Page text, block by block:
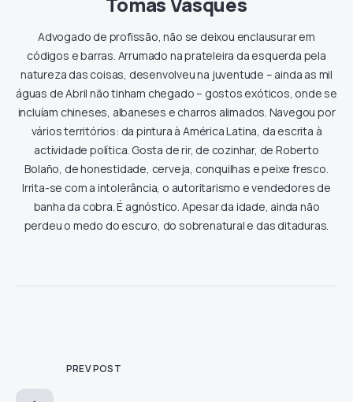
Advogado de profissão, não se deixou enclausurar em
códigos e barras. Arrumado na prateleira da esquerda pela
natureza das coisas, desenvolveu na juventude – ainda as mil
águas de Abril não tinham chegado – gostos exóticos, onde se
incluíam chineses, albaneses e charros alimados. Navegou por
vários territórios: da pintura à América Latina, da escrita à
actividade política. Gosta de rir, de cozinhar, de Roberto
Bolaño, de honestidade, cerveja, conquilhas e peixe fresco.
Irrita-se com a intolerância, o autoritarismo e vendedores de
banha da cobra. É agnóstico. Apesar da idade, ainda não
perdeu o medo do escuro, do sobrenatural e das ditaduras.
PREV POST